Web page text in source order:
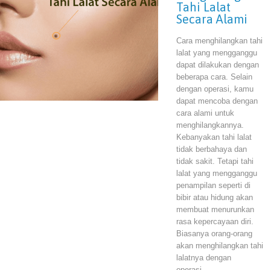
Tahi Lalat
Secara Alami
Cara menghilangkan tahi
lalat yang mengganggu
dapat dilakukan dengan
beberapa cara. Selain
dengan operasi, kamu
dapat mencoba dengan
cara alami untuk
menghilangkannya.
Kebanyakan tahi lalat
tidak berbahaya dan
tidak sakit. Tetapi tahi
lalat yang mengganggu
penampilan seperti di
bibir atau hidung akan
membuat menurunkan
rasa kepercayaan diri.
Biasanya orang-orang
akan menghilangkan tahi
lalatnya dengan